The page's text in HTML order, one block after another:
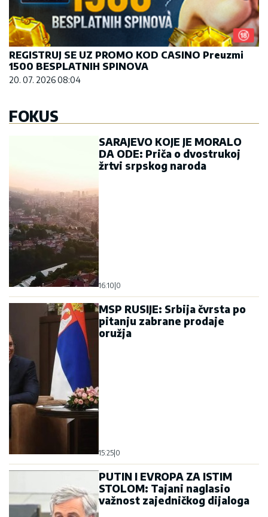
REGISTRUJ SE UZ PROMO KOD CASINO Preuzmi
1500 BESPLATNIH SPINOVA
20. 07. 2026 08:04
FOKUS
SARAJEVO KOJE JE MORALO
DA ODE: Priča o dvostrukoj
žrtvi srpskog naroda
16:10 0
MSP RUSIJE: Srbija čvrsta po
pitanju zabrane prodaje
oružja
15:25 0
PUTIN I EVROPA ZA ISTIM
STOLOM: Tajani naglasio
važnost zajedničkog dijaloga